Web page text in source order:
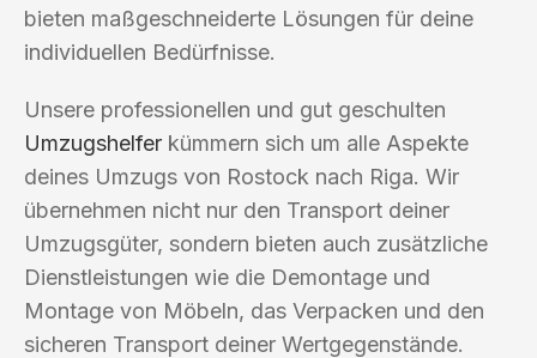
bieten maßgeschneiderte Lösungen für deine
individuellen Bedürfnisse.
Unsere professionellen und gut geschulten
Umzugshelfer kümmern sich um alle Aspekte
deines Umzugs von Rostock nach Riga. Wir
übernehmen nicht nur den Transport deiner
Umzugsgüter, sondern bieten auch zusätzliche
Dienstleistungen wie die Demontage und
Montage von Möbeln, das Verpacken und den
sicheren Transport deiner Wertgegenstände.